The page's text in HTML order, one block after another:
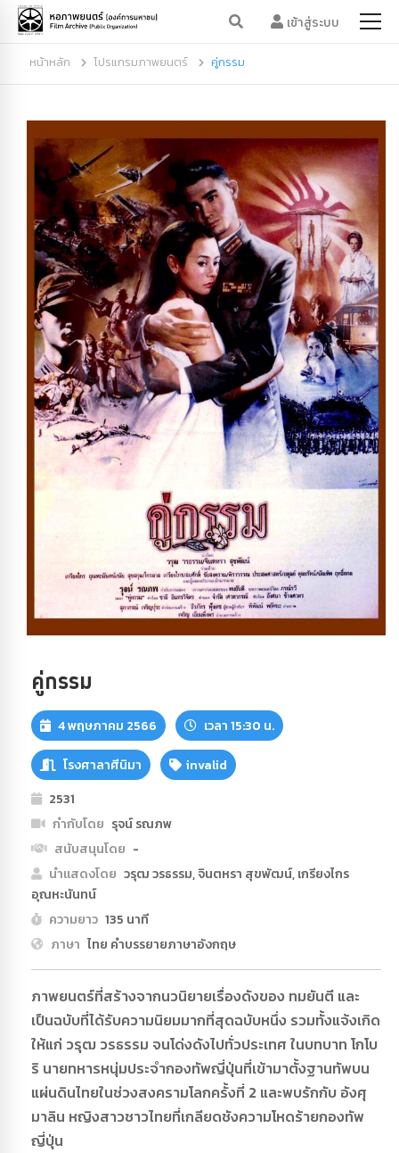
เข้าสู่ระบบ
หน้าหลัก โปรแกรมภาพยนตร์ คู่กรรม
คู่กรรม
4 พฤษภาคม 2566 เวลา 15:30 น.
โรงศาลาศีนิมา
invalid
2531
กำกับโดย รุจน์ รณภพ
สนับสนุนโดย -
นำแสดงโดย วรุฒ วรธรรม, จินตหรา สุขพัฒน์, เกรียงไกร
อุณหะนันทน์
ความยาว 135 นาที
ภาษา ไทย คำบรรยายภาษาอังกฤษ
ภาพยนตร์ที่สร้างจากนวนิยายเรื่องดังของ ทมยันตี และ
เป็นฉบับที่ได้รับความนิยมมากที่สุดฉบับหนึ่ง รวมทั้งแจ้งเกิด
ให้แก่ วรุฒ วรธรรม จนโด่งดังไปทั่วประเทศ ในบทบาท โกโบ
ริ นายทหารหนุ่มประจำกองทัพญี่ปุ่นที่เข้ามาตั้งฐานทัพบน
แผ่นดินไทยในช่วงสงครามโลกครั้งที่ 2 และพบรักกับ อังศุ
มาลิน หญิงสาวชาวไทยที่เกลียดชังความโหดร้ายกองทัพ
ญี่ปุ่น